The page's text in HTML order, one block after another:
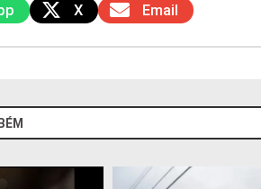
X Email